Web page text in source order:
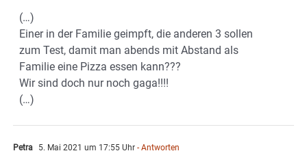
(…)
Einer in der Familie geimpft, die anderen 3 sollen
zum Test, damit man abends mit Abstand als
Familie eine Pizza essen kann???
Wir sind doch nur noch gaga!!!!
(…)
Petra 5. Mai 2021 um 17:55 Uhr - Antworten